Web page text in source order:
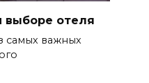
выборе отеля
самых важных